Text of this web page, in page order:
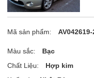
Mã sản phẩm: AV042619-
Màu sắc:
Bạc
Chất Liệu:
Hợp kim